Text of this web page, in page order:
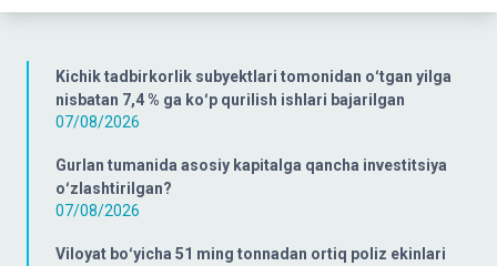
Kichik tadbirkorlik subyektlari tomonidan oʻtgan yilga
nisbatan 7,4 % ga koʻp qurilish ishlari bajarilgan
07/08/2026
Gurlan tumanida asosiy kapitalga qancha investitsiya
oʻzlashtirilgan?
07/08/2026
Viloyat boʻyicha 51 ming tonnadan ortiq poliz ekinlari